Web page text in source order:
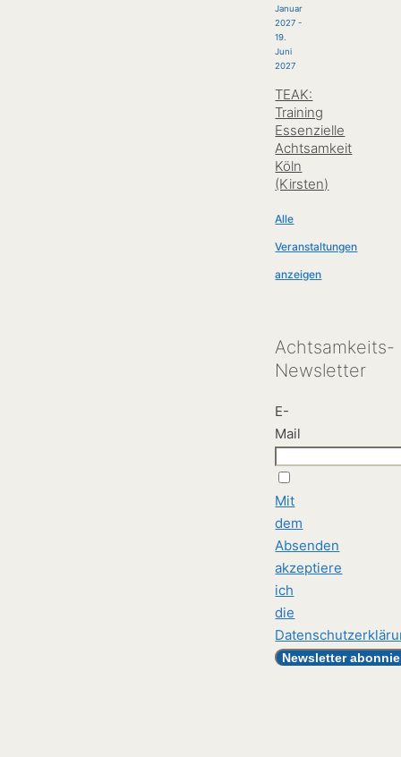
Januar
2027 -
19.
Juni
2027
TEAK:
Training
Essenzielle
Achtsamkeit
Köln
(Kirsten)
Achtsamkeits-
Newsletter
E-
Mail
Mit
dem
Absenden
akzeptiere
ich
die